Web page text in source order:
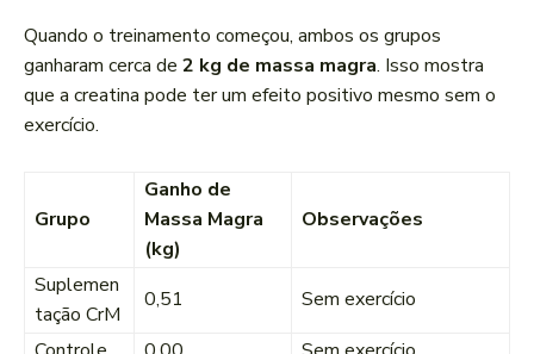
Quando o treinamento começou, ambos os grupos
ganharam cerca de 2 kg de massa magra. Isso mostra
que a creatina pode ter um efeito positivo mesmo sem o
exercício.
Grupo
Ganho de
Massa Magra
(kg)
Observações
Suplemen
tação CrM
0,51
Sem exercício